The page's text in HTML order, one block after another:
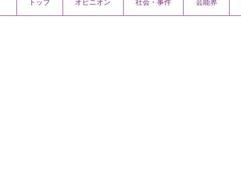
トップ オピニオン 社会・事件 芸能界